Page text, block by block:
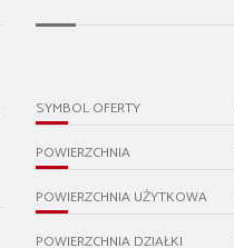
SYMBOL OFERTY
POWIERZCHNIA
POWIERZCHNIA UŻYTKOWA
POWIERZCHNIA DZIAŁKI